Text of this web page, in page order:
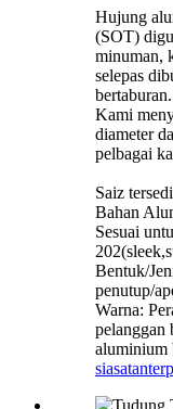
Hujung
(SOT)
minuman,
selepas
bertaburan.
Kami
diameter
pelbagai
Saiz
Bahan
Sesuai
Bentuk/
penutup/
Warna:
pelanggan
aluminium
siasatan